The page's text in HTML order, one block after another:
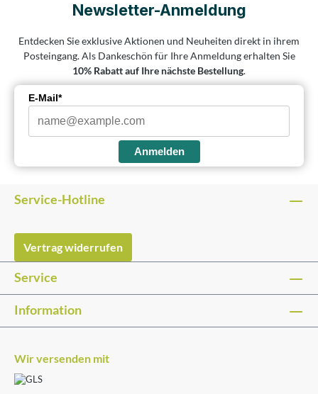
Newsletter-Anmeldung
Entdecken Sie exklusive Aktionen und Neuheiten direkt in ihrem
Posteingang. Als Dankeschön für Ihre Anmeldung erhalten Sie
10% Rabatt auf Ihre nächste Bestellung.
E-Mail*
Anmelden
Service-Hotline
Vertrag widerrufen
Service
Information
Wir versenden mit